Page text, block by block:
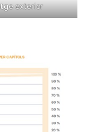
exterior